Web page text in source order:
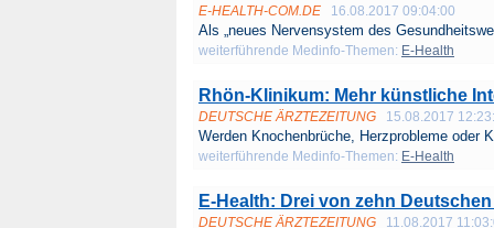
E-HEALTH-COM.DE 16.08.2017 09:04:00
Als „neues Nervensystem des
weiterführende Medinfo-Themen: E-Health
Rhön-Klinikum: Mehr künstliche
DEUTSCHE ÄRZTEZEITUNG 15.08.2017
Werden Knochenbrüche, Herzprobleme oder
weiterführende Medinfo-Themen: E-Health
E-Health: Drei von zehn
DEUTSCHE ÄRZTEZEITUNG 11.08.2017